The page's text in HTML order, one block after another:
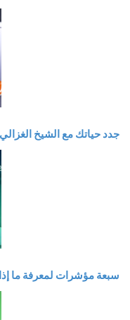
جدد حياتك مع الشيخ
سبعة مؤشرات لمعرفة ما